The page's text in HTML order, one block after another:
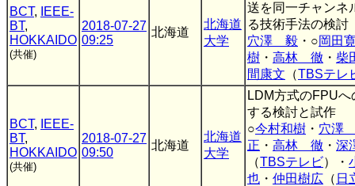
BCT,
IEEE-
BT,
HOKKAIDO
(共催)
2018-07-27
09:25
北海道
北海道
大学
送を同一チャンネ
る技術手法の検討
穴澤 毅 ・○岡田
樹 ・ 高林 徹 ・ 柴
間康文 （TBSテレ
BCT,
IEEE-
BT,
HOKKAIDO
(共催)
2018-07-27
09:50
北海道
北海道
大学
LDM方式のFPU
する検討と試作
○今村和樹 ・ 穴澤
正 ・ 高林 徹 ・ 深
（TBSテレビ）・
也 ・ 仲田樹広 （ 日